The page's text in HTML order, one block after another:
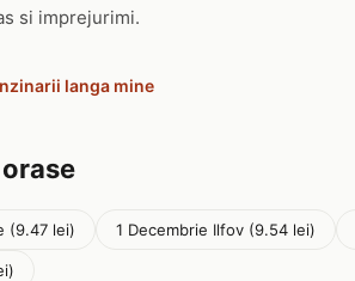
si imprejurimi.
langa mine
(9.47 lei) 1 Decembrie Ilfov (9.54 lei)